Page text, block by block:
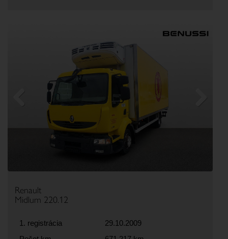
Renault
Midlum 220.12
1. registrácia
29.10.2009